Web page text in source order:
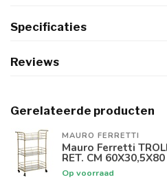
Specificaties
Reviews
Gerelateerde producten
MAURO FERRETTI
Mauro Ferretti
RET. CM 60X30,5X80
Op voorraad